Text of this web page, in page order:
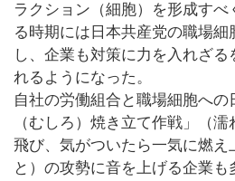
ラクション（細胞）を形成すべ
る時期には日本共産党の職場細
し、企業も対策に力を入れざる
れるようになった。
自社の労働組合と職場細胞へ
（むしろ）焼き立て作戦」（
飛び、気がついたら一気に燃え
と）の攻勢に音を上げる企業